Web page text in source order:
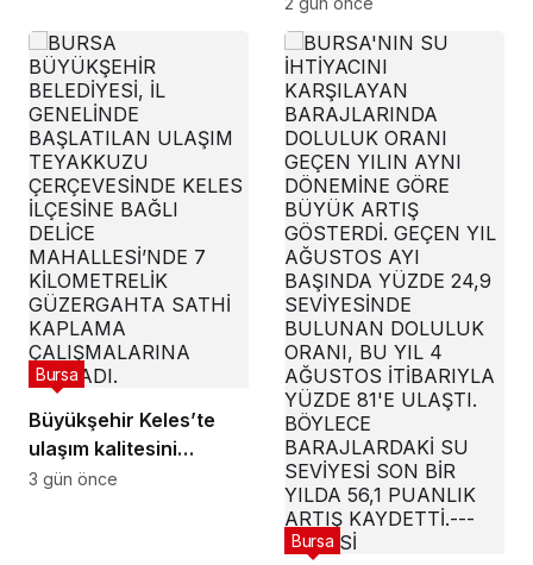
açılacak”
Büyükşehir Keles’te
ulaşım kalitesini
artırıyor
Bursa
3 gün önce
Bursa